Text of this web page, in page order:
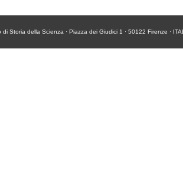
di Storia della Scienza · Piazza dei Giudici 1 · 50122 Firenze ·